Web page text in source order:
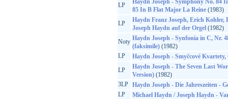
LP
Haydn Joseph - Symphony No. 84
85 In B Flat Major La Reine(1983)
LP
Haydn Franz Joseph, Erich Kohler,
Joseph Haydn auf der Orgel(1982)
Noty Haydn Joseph - Synfonia in C, Nr.
(faksimile)(1982)
LP
Haydn Joseph - Smyčcové Kvartety,
LP
Haydn Joseph - The Seven Last
Version)(1982)
3LP
Haydn Joseph - Die Jahreszeiten -
LP
Michael Haydn / Joseph Haydn -